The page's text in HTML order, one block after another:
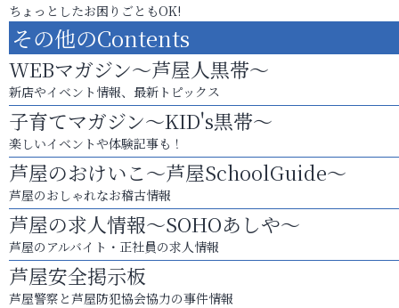
ちょっとしたお困りごともOK!
その他のContents
WEBマガジン～芦屋人黒帯～
新店やイベント情報、最新トピックス
子育てマガジン～KID's黒帯～
楽しいイベントや体験記事も！
芦屋のおけいこ～芦屋SchoolGuide～
芦屋のおしゃれなお稽古情報
芦屋の求人情報～SOHOあしや～
芦屋のアルバイト・正社員の求人情報
芦屋安全掲示板
芦屋警察と芦屋防犯協会協力の事件情報